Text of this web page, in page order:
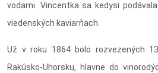
vodami. Vincentka sa kedysi
viedenských kaviarňach.
Už v roku 1864 bolo rozvezených
Rakúsko-Uhorsku, hlavne do